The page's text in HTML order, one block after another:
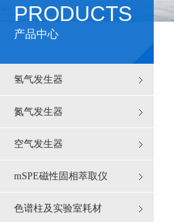
PRODUCTS
产品中心
氢气发生器
氮气发生器
空气发生器
mSPE磁性固相萃取仪
色谱柱及实验室耗材